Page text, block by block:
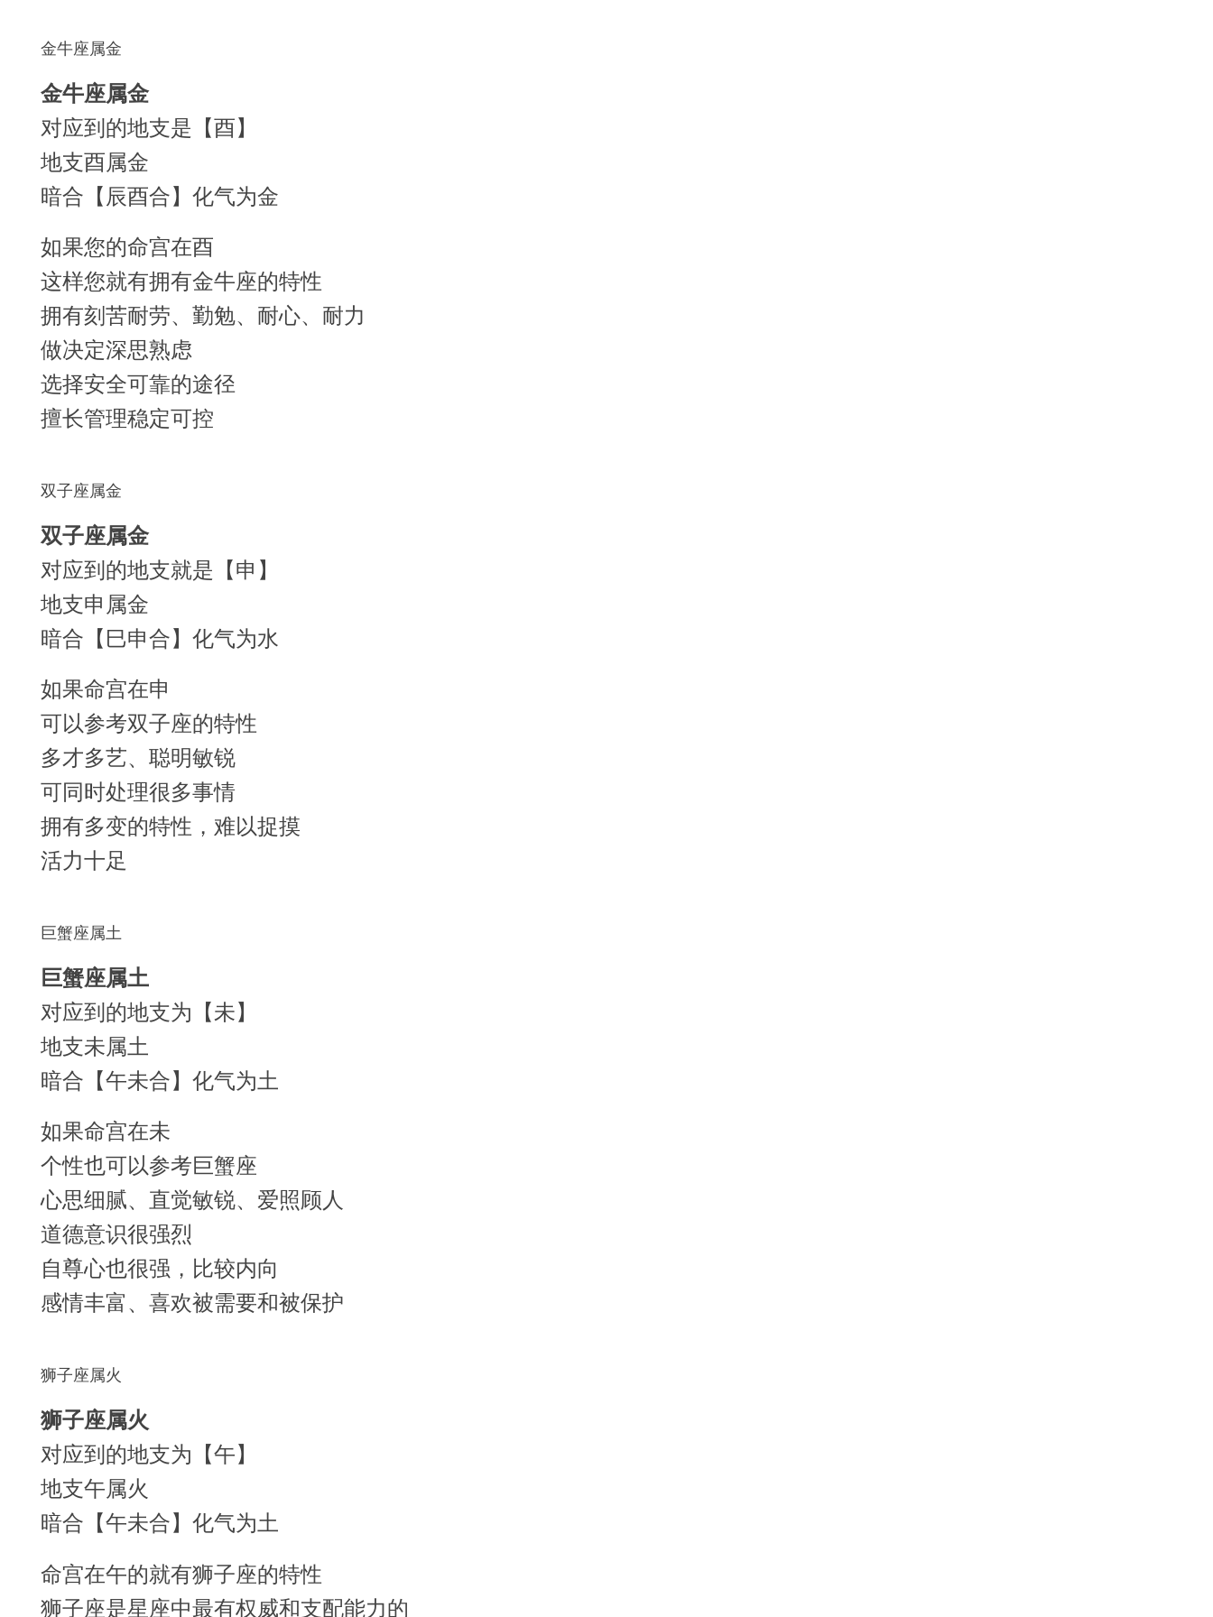
金牛座属金
金牛座属金
对应到的地支是【酉】
地支酉属金
暗合【辰酉合】化气为金
如果您的命宫在酉
这样您就有拥有金牛座的特性
拥有刻苦耐劳、勤勉、耐心、耐力
做决定深思熟虑
选择安全可靠的途径
擅长管理稳定可控
双子座属金
双子座属金
对应到的地支就是【申】
地支申属金
暗合【巳申合】化气为水
如果命宫在申
可以参考双子座的特性
多才多艺、聪明敏锐
可同时处理很多事情
拥有多变的特性，难以捉摸
活力十足
巨蟹座属土
巨蟹座属土
对应到的地支为【未】
地支未属土
暗合【午未合】化气为土
如果命宫在未
个性也可以参考巨蟹座
心思细腻、直觉敏锐、爱照顾人
道德意识很强烈
自尊心也很强，比较内向
感情丰富、喜欢被需要和被保护
狮子座属火
狮子座属火
对应到的地支为【午】
地支午属火
暗合【午未合】化气为土
命宫在午的就有狮子座的特性
狮子座是星座中最有权威和支配能力的